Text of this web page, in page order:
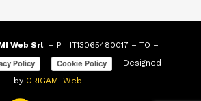
Web Srl– P.I. IT13065480017 – TO –
Policy – Cookie Policy
– Designed
by ORIGAMI Web